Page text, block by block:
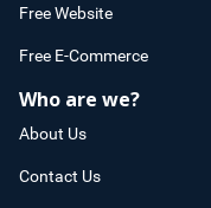
Free Website
Free E-Commerce
Who are we?
About Us
Contact Us